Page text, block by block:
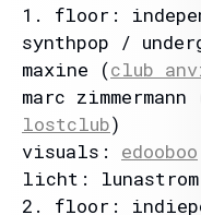
1. floor:
synthpop /
maxine (club
marc zimmermann
lostclub)
visuals: edooboo
licht:
2. floor: